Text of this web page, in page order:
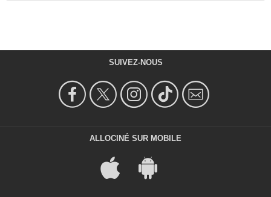
SUIVEZ-NOUS
ALLOCINÉ SUR MOBILE